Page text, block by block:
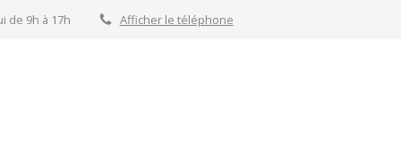
de 9h à 17h Afficher le téléphone